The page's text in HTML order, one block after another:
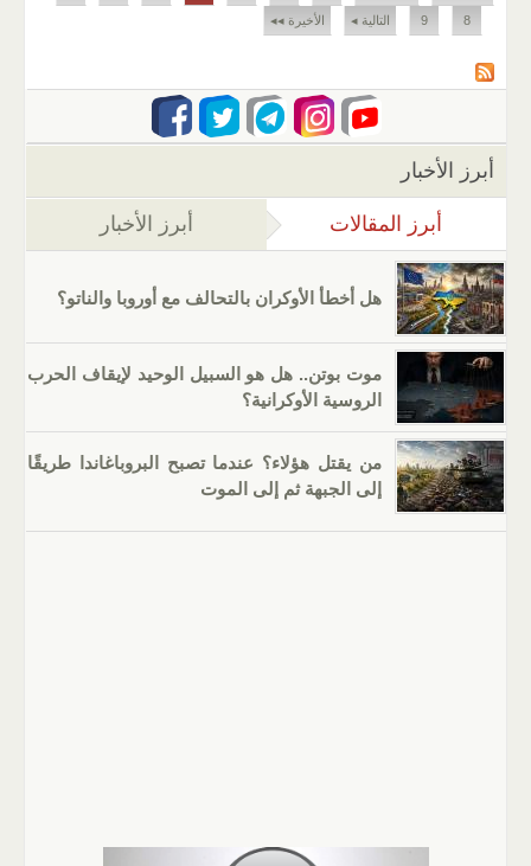
8
9 التالية ◂ الأخيرة ◂◂
أبرز الأخبار
أبرز المقالات (علامة التبويب النشطة)
أبرز الأخبار
هل أخطأ الأوكران بالتحالف مع أوروبا والناتو؟
موت بوتن.. هل هو السبيل الوحيد لإيقاف الحرب
الروسية الأوكرانية؟
من يقتل هؤلاء؟ عندما تصبح البروباغاندا طريقًا
إلى الجبهة ثم إلى الموت